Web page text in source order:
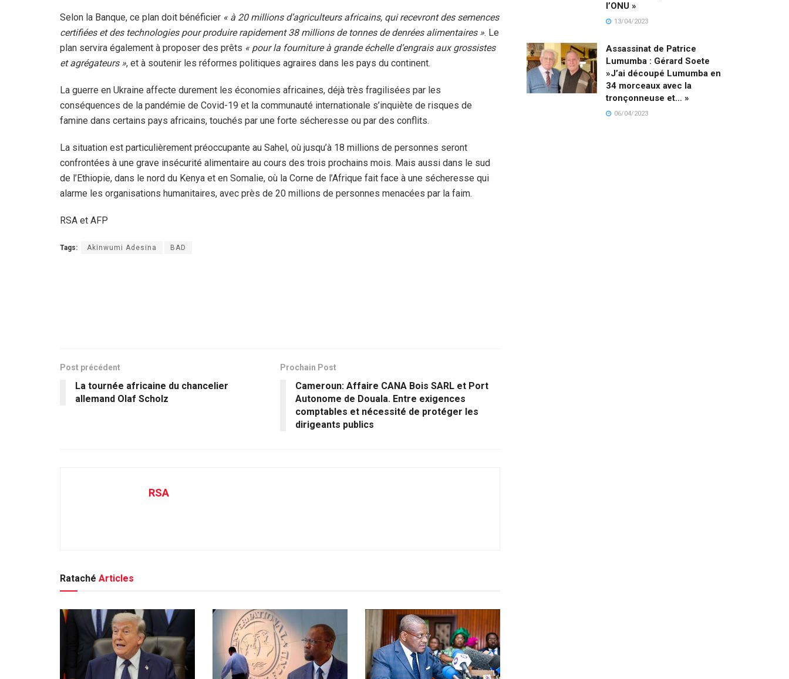
Selon la Banque, ce plan doit bénéficier « à 20 millions d’agriculteurs africains, qui recevront des semences
certifiées et des technologies pour produire rapidement 38 millions de tonnes de denrées alimentaires ». Le
plan servira également à proposer des prêts « pour la fourniture à grande échelle d’engrais aux grossistes
et agrégateurs », et à soutenir les réformes politiques agraires dans les pays du continent.
La guerre en Ukraine affecte durement les économies africaines, déjà très fragilisées par les
conséquences de la pandémie de Covid-19 et la communauté internationale s’inquiète de risques de
famine dans certains pays africains, touchés par une forte sécheresse ou par des conflits.
La situation est particulièrement préoccupante au Sahel, où jusqu’à 18 millions de personnes seront
confrontées à une grave insécurité alimentaire au cours des trois prochains mois. Mais aussi dans le sud
de l’Ethiopie, dans le nord du Kenya et en Somalie, où la Corne de l’Afrique fait face à une sécheresse qui
alarme les organisations humanitaires, avec près de 20 millions de personnes menacées par la faim.
RSA et AFP
Tags: Akinwumi Adesina BAD
Post précédent
La tournée africaine du chancelier
allemand Olaf Scholz
Prochain Post
Cameroun: Affaire CANA Bois SARL et Port
Autonome de Douala. Entre exigences
comptables et nécessité de protéger les
dirigeants publics
RSA
Rataché Articles
l’ONU »
13/04/2023
Assassinat de Patrice
Lumumba : Gérard Soete
»J’ai découpé Lumumba en
34 morceaux avec la
tronçonneuse et… »
06/04/2023